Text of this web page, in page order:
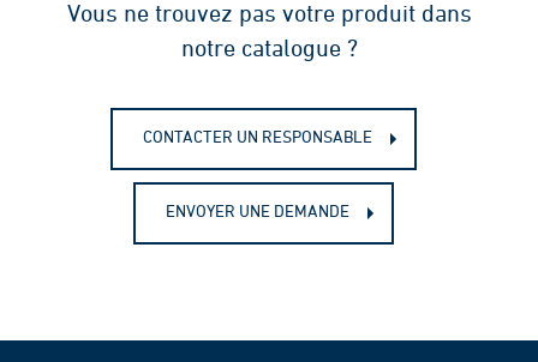
Vous ne trouvez pas votre produit dans
notre catalogue ?
CONTACTER UN RESPONSABLE
ENVOYER UNE DEMANDE